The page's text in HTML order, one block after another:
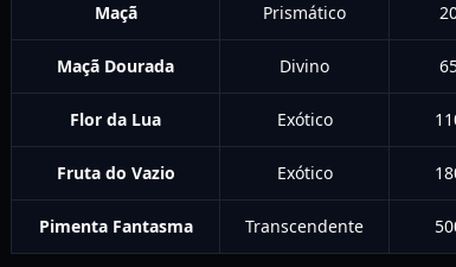
Maçã Prismático
Maçã Dourada Divino
Flor da Lua Exótico
Fruta do Vazio Exótico
Pimenta Fantasma Transcendente